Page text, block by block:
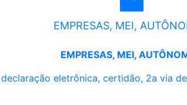
EMPRESAS, MEI,
EMPRESAS, MEI,
eletrônica, certidão, 2a via